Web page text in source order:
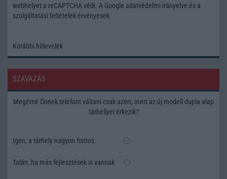
webhelyet a reCAPTCHA védi. A Google adatvédelmi irányelve és a
szolgáltatási feltételek érvényesek.
Korábbi hírlevelek
SZAVAZÁS
Megérné Önnek telefont váltani csak azért, mert az új modell dupla alap
tárhellyel érkezik?
Igen, a tárhely nagyon fontos
Talán, ha más fejlesztések is vannak